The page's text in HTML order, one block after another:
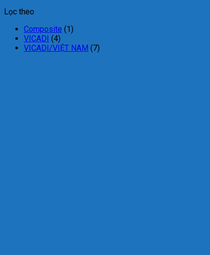
Lọc theo
Composite (1)
VICADI (4)
VICADI/VIỆT NAM (7)